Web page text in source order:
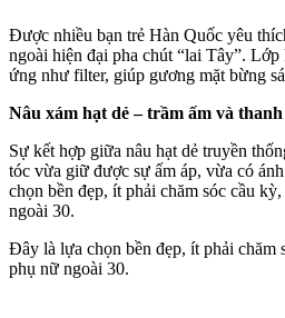
Được nhiều bạn trẻ Hàn Quốc yêu
ngoài hiện đại pha chút “lai Tây”.
ứng như filter, giúp gương mặt bừng
Nâu xám hạt dẻ – trầm ấm và
Sự kết hợp giữa nâu hạt dẻ truyền
tóc vừa giữ được sự ấm áp, vừa có
chọn bền đẹp, ít phải chăm sóc cầu
ngoài 30.
Đây là lựa chọn bền đẹp, ít phải chăm
phụ nữ ngoài 30.